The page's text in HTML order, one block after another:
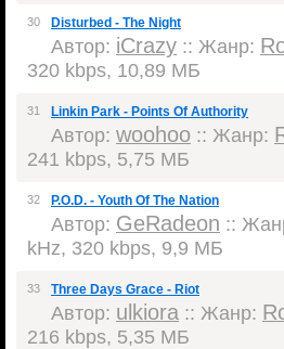
30 Disturbed - The Night
Автор: iCrazy :: Жанр:
320 kbps, 10,89 МБ
31 Linkin Park - Points Of Authority
Автор: woohoo :: Жанр:
241 kbps, 5,75 МБ
32 P.O.D. - Youth Of The Nation
Автор: GeRadeon ::
kHz, 320 kbps, 9,9 МБ
33 Three Days Grace - Riot
Автор: ulkiora :: Жанр:
216 kbps, 5,35 МБ